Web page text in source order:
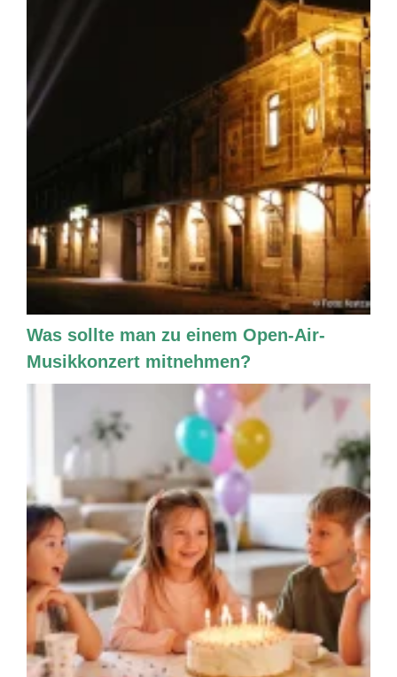
Was sollte man zu einem Open-Air-
Musikkonzert mitnehmen?